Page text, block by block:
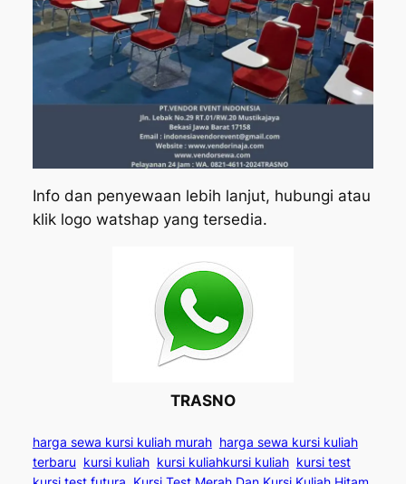
Info dan penyewaan lebih lanjut, hubungi atau
klik logo watshap yang tersedia.
TRASNO
harga sewa kursi kuliah murah harga sewa kursi kuliah
terbaru kursi kuliah kursi kuliahkursi kuliah kursi test